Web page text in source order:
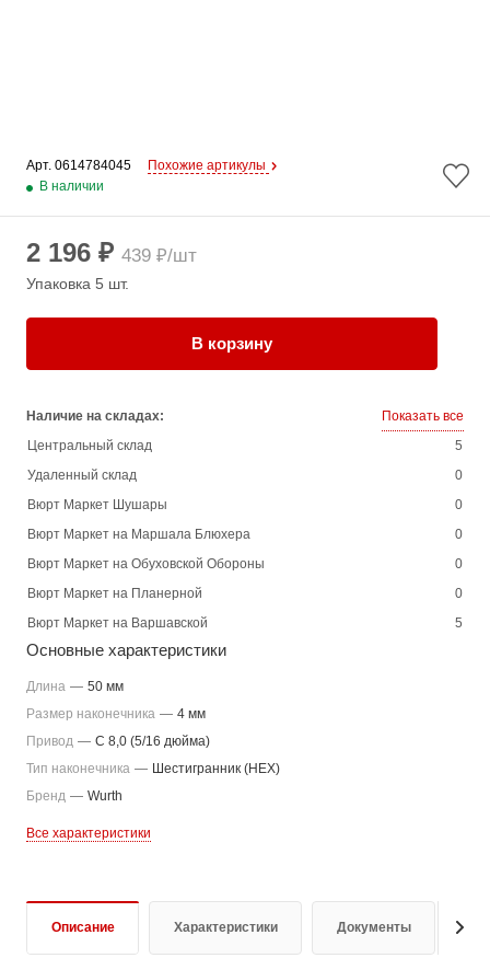
Арт. 0614784045
Похожие артикулы
В наличии
2 196 ₽ 439 ₽/шт
Упаковка 5 шт.
В корзину
Наличие на складах:
Показать все
Центральный склад
5
Удаленный склад
0
Вюрт Маркет Шушары
0
Вюрт Маркет на Маршала Блюхера
0
Вюрт Маркет на Обуховской Обороны
0
Вюрт Маркет на Планерной
0
Вюрт Маркет на Варшавской
5
Основные характеристики
Длина — 50 мм
Размер наконечника — 4 мм
Привод — C 8,0 (5/16 дюйма)
Тип наконечника — Шестигранник (HEX)
Бренд — Wurth
Все характеристики
Описание Характеристики Документы